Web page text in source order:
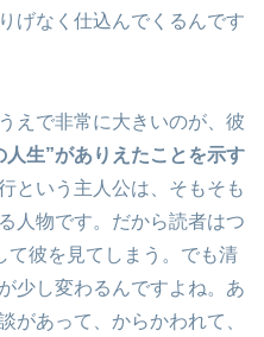
げなく仕込んでくるんです
えで非常に大きいのが、彼
人生”がありえたことを示す
という主人公は、そもそも
人物です。だから読者はつ
て彼を見てしまう。でも清
少し変わるんですよね。あ
があって、からかわれて、